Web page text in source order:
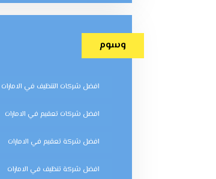
وسوم
افضل شركات التنظيف في الامارات
افضل شركات تعقيم في الامارات
افضل شركة تعقيم في الامارات
افضل شركة تنظيف في الامارات